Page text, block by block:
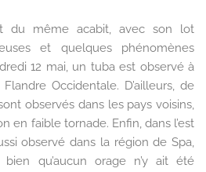
du même acabit, avec son lot
et quelques phénomènes
12 mai, un tuba est observé à
Occidentale. D’ailleurs, de
observés dans les pays voisins,
en faible tornade. Enfin, dans l’est
observé dans la région de Spa,
qu’aucun orage n’y ait été